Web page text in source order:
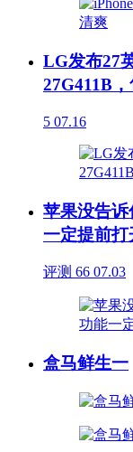
LG发布27
27G411B
5 07.16
苹果没告
一定提前打
评测 66 07.03
盒马鲜生一